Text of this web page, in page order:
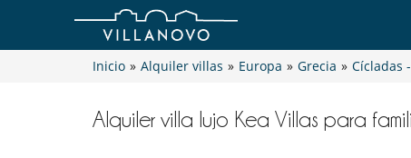
Inicio » Alquiler villas » Europa » Grecia » Cícladas
Alquiler villa lujo Kea Villas para